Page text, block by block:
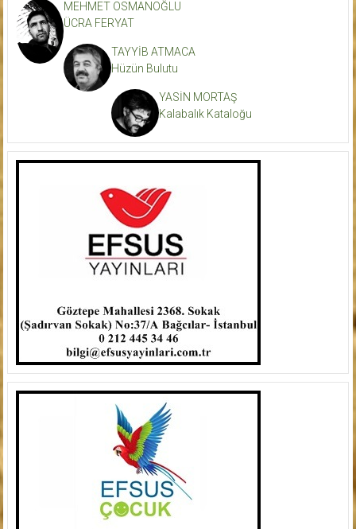
MEHMET OSMANOĞLU
ÜCRA FERYAT
TAYYİB ATMACA
Hüzün Bulutu
YASİN MORTAŞ
Kalabalık Kataloğu